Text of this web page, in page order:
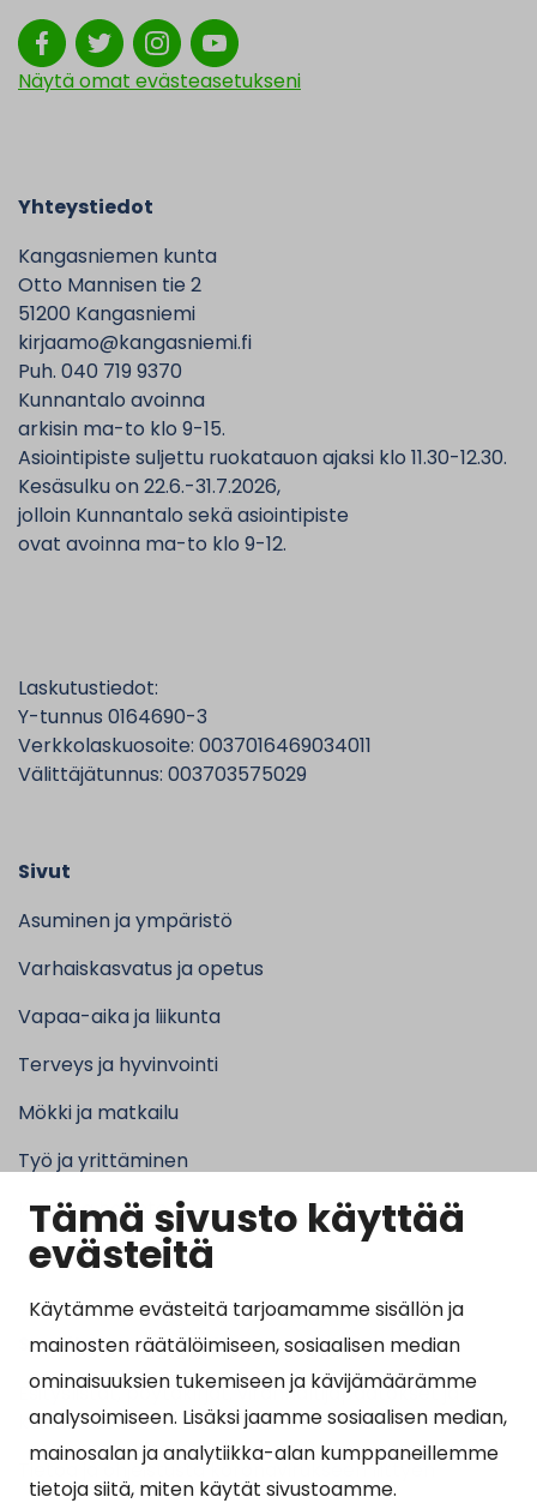
Tämä sivusto käyttää
evästeitä
Käytämme evästeitä tarjoamamme sisällön ja
mainosten räätälöimiseen, sosiaalisen median
ominaisuuksien tukemiseen ja kävijämäärämme
analysoimiseen. Lisäksi jaamme sosiaalisen median,
mainosalan ja analytiikka-alan kumppaneillemme
tietoja siitä, miten käytät sivustoamme.
Näytä omat evästeasetukseni
Yhteystiedot
Kangasniemen kunta
Otto Mannisen tie 2
51200 Kangasniemi
kirjaamo@kangasniemi.fi
Puh. 040 719 9370
Kunnantalo avoinna
arkisin ma-to klo 9-15.
Asiointipiste suljettu ruokatauon ajaksi klo 11.30-12.30.
Kesäsulku on 22.6.-31.7.2026,
jolloin Kunnantalo sekä asiointipiste
ovat avoinna ma-to klo 9-12.
Laskutustiedot:
Y-tunnus 0164690-3
Verkkolaskuosoite: 0037016469034011
Välittäjätunnus: 003703575029
Sivut
Asuminen ja ympäristö
Varhaiskasvatus ja opetus
Vapaa-aika ja liikunta
Terveys ja hyvinvointi
Mökki ja matkailu
Työ ja yrittäminen
Kunta ja hallinto
Suosituimmat sivut
Esityslistat, pöytäkirjat, viranhaltijapäätökset ja
kuulutukset
Tietoa ja ohjeistusta koronavirukseen liittyen